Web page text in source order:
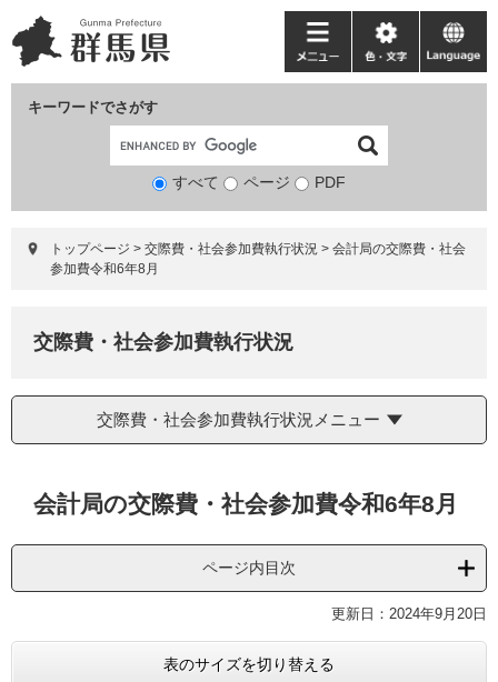
ー
ジ
ニ
ュ
て
キーワードでさがす
検
象
すべて ページ PDF
メ
ニ
ー
色・
文
language
トップページ > 交際費・社会参加費執行状況 > 会計局の交際費・社会
参加費令和6年8月
交際費・社会参加費執行状況
交際費・社会参加費執行状況メニュー
会計局の交際費・社会参加費令和6年8月
ページ内目次
更新日：2024年9月20日
表のサイズを切り替える